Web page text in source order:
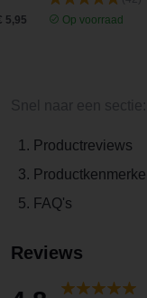
5,95
Op voorraad
1. Productreviews
3.
5. FAQ's
Reviews